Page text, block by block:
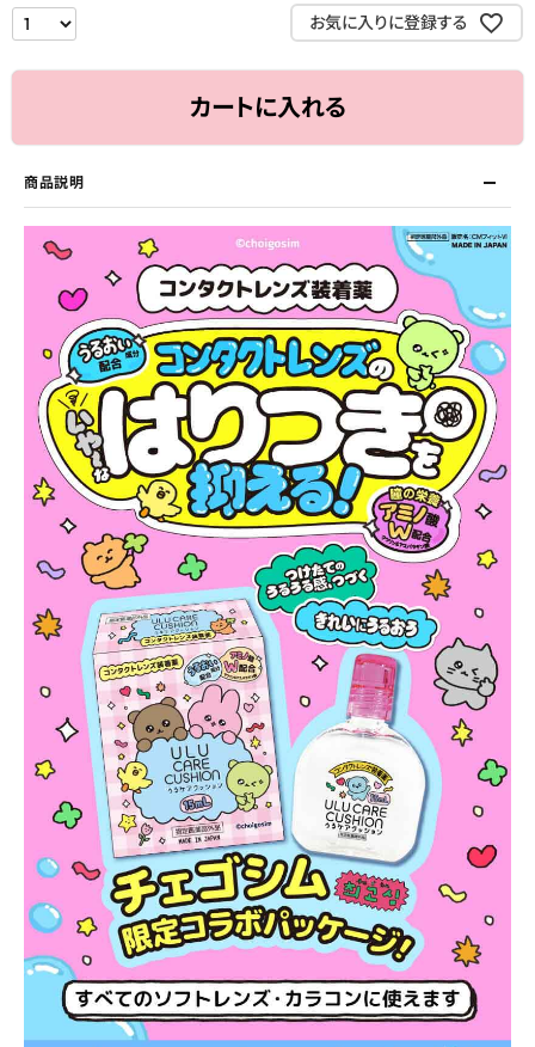
お気に入りに登録する
カートに入れる
商品説明